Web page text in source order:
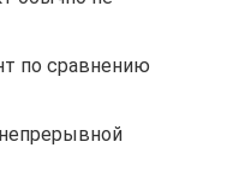
по сравнению